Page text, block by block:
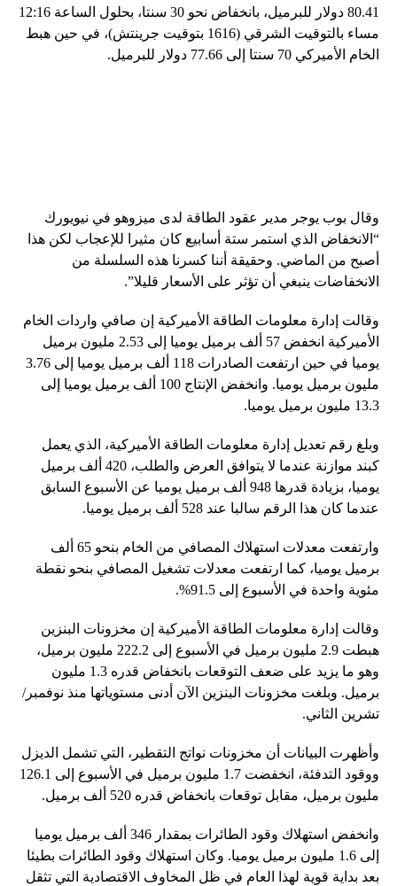
80.41 دولار للبرميل، بانخفاض نحو 30 سنتا، بحلول الساعة 12:16
مساء بالتوقيت الشرقي (1616 بتوقيت جرينتش)، في حين هبط
الخام الأميركي 70 سنتا إلى 77.66 دولار للبرميل.
وقال بوب يوجر مدير عقود الطاقة لدى ميزوهو في نيويورك
“الانخفاض الذي استمر ستة أسابيع كان مثيرا للإعجاب لكن هذا
أصبح من الماضي. وحقيقة أننا كسرنا هذه السلسلة من
الانخفاضات ينبغي أن تؤثر على الأسعار قليلا”.
وقالت إدارة معلومات الطاقة الأميركية إن صافي واردات الخام
الأميركية انخفض 57 ألف برميل يوميا إلى 2.53 مليون برميل
يوميا في حين ارتفعت الصادرات 118 ألف برميل يوميا إلى 3.76
مليون برميل يوميا. وانخفض الإنتاج 100 ألف برميل يوميا إلى
13.3 مليون برميل يوميا.
وبلغ رقم ​​تعديل إدارة معلومات الطاقة الأميركية، الذي يعمل
كبند موازنة عندما لا يتوافق العرض والطلب، 420 ألف برميل
يوميا، بزيادة قدرها 948 ألف برميل يوميا عن الأسبوع السابق
عندما كان هذا الرقم سالبا عند 528 ألف برميل يوميا.
وارتفعت معدلات استهلاك المصافي من الخام بنحو 65 ألف
برميل يوميا، كما ارتفعت معدلات تشغيل المصافي بنحو نقطة
مئوية واحدة في الأسبوع إلى 91.5%.
وقالت إدارة معلومات الطاقة الأميركية إن مخزونات البنزين
هبطت 2.9 مليون برميل في الأسبوع إلى 222.2 مليون برميل،
وهو ما يزيد على ضعف التوقعات بانخفاض قدره 1.3 مليون
برميل. وبلغت مخزونات البنزين الآن أدنى مستوياتها منذ نوفمبر/
تشرين الثاني.
وأظهرت البيانات أن مخزونات نواتج التقطير، التي تشمل الديزل
ووقود التدفئة، انخفضت 1.7 مليون برميل في الأسبوع إلى 126.1
مليون برميل، مقابل توقعات بانخفاض قدره 520 ألف برميل.
وانخفض استهلاك وقود الطائرات بمقدار 346 ألف برميل يوميا
إلى 1.6 مليون برميل يوميا. وكان استهلاك وقود الطائرات بطيئا
بعد بداية قوية لهذا العام في ظل المخاوف الاقتصادية التي تثقل